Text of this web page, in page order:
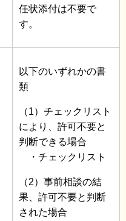
任状添付は不要で
す。
以下のいずれかの書
類
（1）チェックリスト
により、許可不要と
判断できる場合
・チェックリスト
（2）事前相談の結
果、許可不要と判断
された場合